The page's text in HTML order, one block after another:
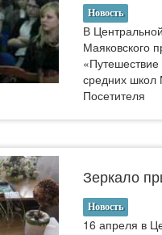
Новость
В
Маяковского
средних школ
Посетителя
Зеркало
Новость
16 апреля в